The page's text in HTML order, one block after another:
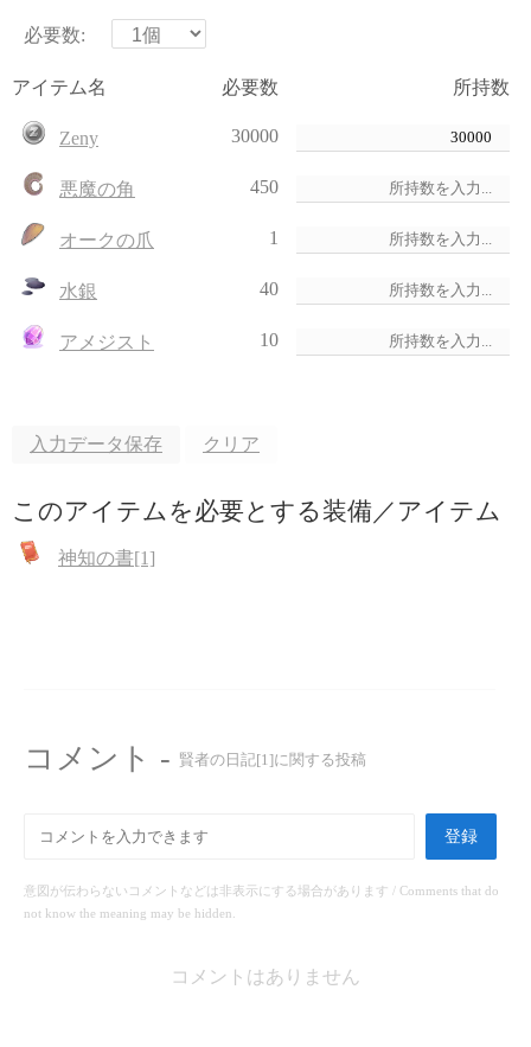
必要数:
アイテム名 必要数 所持数
Zeny 30000
悪魔の角 450
オークの爪 1
水銀 40
アメジスト 10
入力データ保存 クリア
このアイテムを必要とする装備／アイテム
神知の書[1]
コメント - 賢者の日記[1]に関する投稿
登録
意図が伝わらないコメントなどは非表示にする場合があります / Comments that do
not know the meaning may be hidden.
コメントはありません